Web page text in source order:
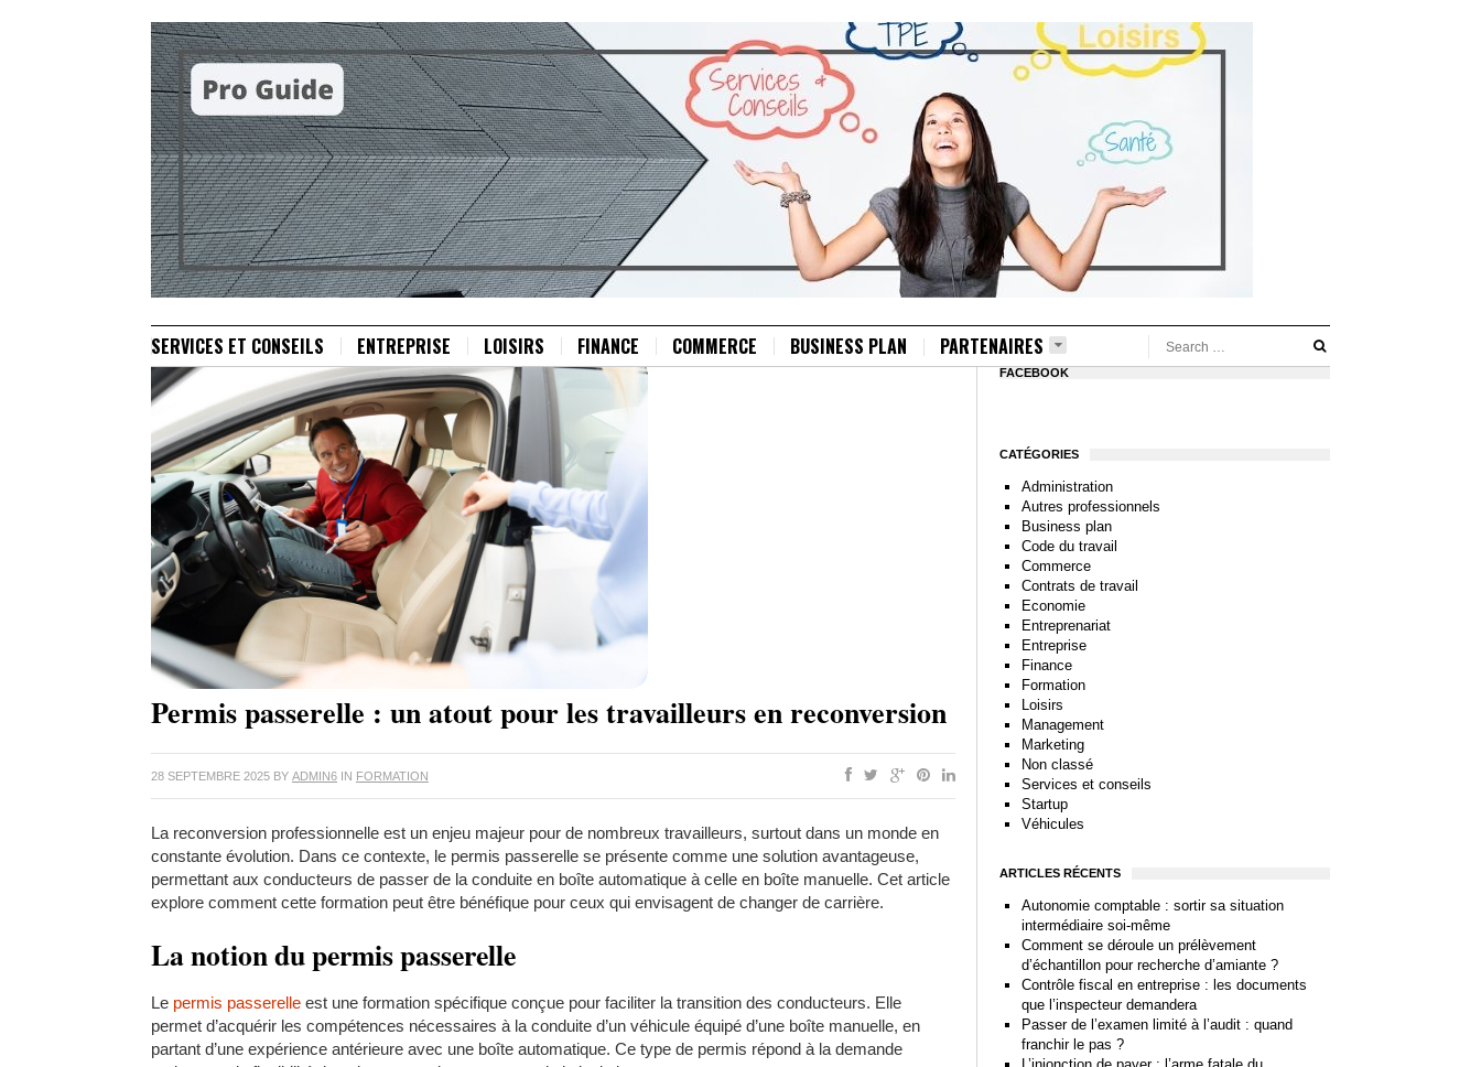
SERVICES ET CONSEILS ENTREPRISE LOISIRS FINANCE COMMERCE BUSINESS PLAN PARTENAIRES
Permis passerelle : un atout pour les travailleurs en reconversion
28 SEPTEMBRE 2025 BY ADMIN6 IN FORMATION
La reconversion professionnelle est un enjeu majeur pour de nombreux travailleurs, surtout dans un monde en
constante évolution. Dans ce contexte, le permis passerelle se présente comme une solution avantageuse,
permettant aux conducteurs de passer de la conduite en boîte automatique à celle en boîte manuelle. Cet article
explore comment cette formation peut être bénéfique pour ceux qui envisagent de changer de carrière.
La notion du permis passerelle
Le permis passerelle est une formation spécifique conçue pour faciliter la transition des conducteurs. Elle
permet d’acquérir les compétences nécessaires à la conduite d’un véhicule équipé d’une boîte manuelle, en
partant d’une expérience antérieure avec une boîte automatique. Ce type de permis répond à la demande
FACEBOOK
CATÉGORIES
Administration
Autres professionnels
Business plan
Code du travail
Commerce
Contrats de travail
Economie
Entreprenariat
Entreprise
Finance
Formation
Loisirs
Management
Marketing
Non classé
Services et conseils
Startup
Véhicules
ARTICLES RÉCENTS
Autonomie comptable : sortir sa situation
intermédiaire soi-même
Comment se déroule un prélèvement
d’échantillon pour recherche d’amiante ?
Contrôle fiscal en entreprise : les documents
que l’inspecteur demandera
Passer de l’examen limité à l’audit : quand
franchir le pas ?